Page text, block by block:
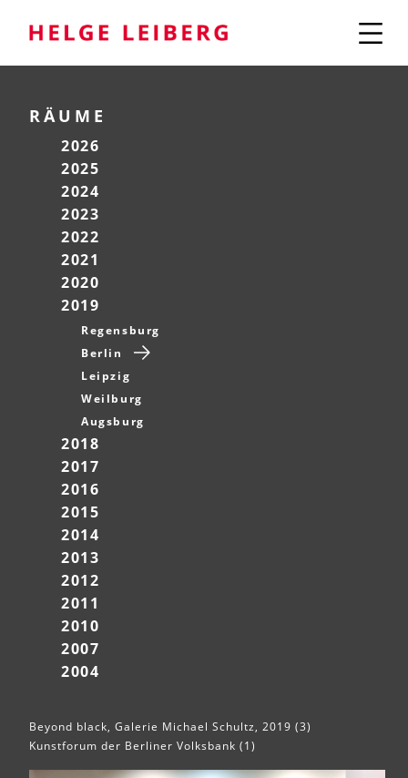
RÄUME
2026
2025
2024
2023
2022
2021
2020
2019
Regensburg
Berlin
Leipzig
Weilburg
Augsburg
2018
2017
2016
2015
2014
2013
2012
2011
2010
2007
2004
Beyond black, Galerie Michael Schultz, 2019 (3)
Kunstforum der Berliner Volksbank (1)